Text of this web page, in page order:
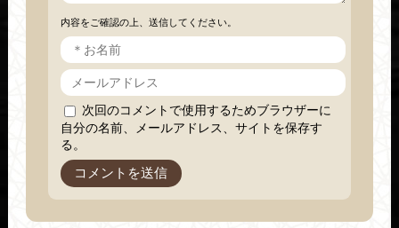
内容をご確認の上、送信してください。
次回のコメントで使用するためブラウザーに
自分の名前、メールアドレス、サイトを保存す
る。